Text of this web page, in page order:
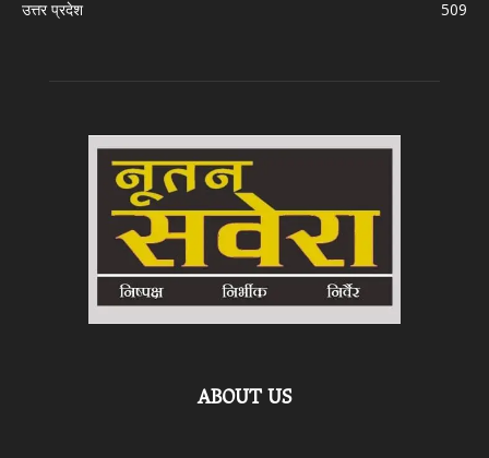
उत्तर प्रदेश
509
ABOUT US